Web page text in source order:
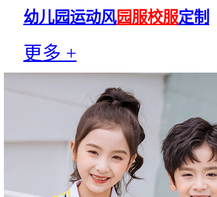
幼儿园运动风园服校服定制
更多 +